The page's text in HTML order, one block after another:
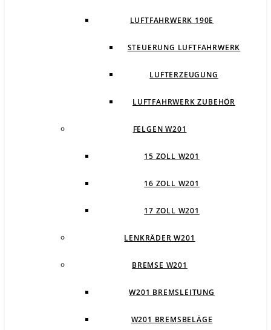
LUFTFAHRWERK 190E
STEUERUNG LUFTFAHRWERK
LUFTERZEUGUNG
LUFTFAHRWERK ZUBEHÖR
FELGEN W201
15 ZOLL W201
16 ZOLL W201
17 ZOLL W201
LENKRÄDER W201
BREMSE W201
W201 BREMSLEITUNG
W201 BREMSBELÄGE